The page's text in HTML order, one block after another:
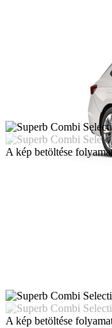
A kép betöltése
A kép betöltése